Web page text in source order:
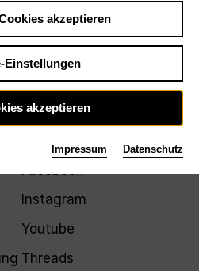
Facebook
Instagram
Youtube
Threads
akzeptieren
Einstellungen
akzeptieren
Impressum Datenschutz